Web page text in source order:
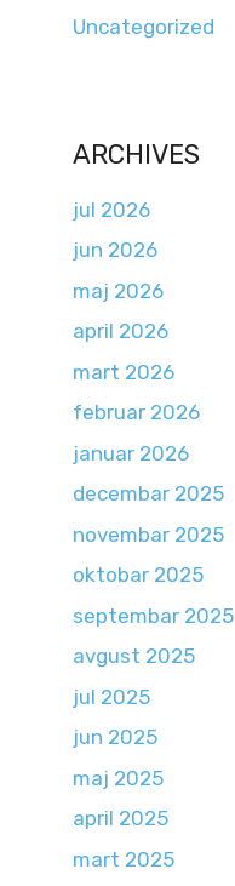
Uncategorized
ARCHIVES
jul 2026
jun 2026
maj 2026
april 2026
mart 2026
februar 2026
januar 2026
decembar 2025
novembar 2025
oktobar 2025
septembar 2025
avgust 2025
jul 2025
jun 2025
maj 2025
april 2025
mart 2025